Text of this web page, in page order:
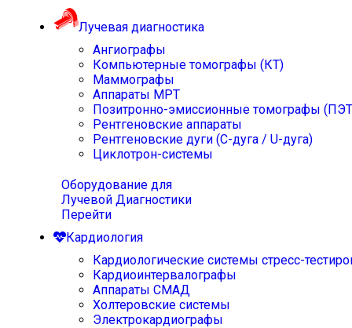
Лучевая диагностика
Ангиографы
Компьютерные томографы (КТ)
Маммографы
Аппараты МРТ
Позитронно-эмиссионные томографы
Рентгеновские аппараты
Рентгеновские дуги (С-дуга / U-дуга)
Циклотрон-системы
Оборудование для
Лучевой Диагностики
Перейти
Кардиология
Кардиологические системы стресс-
Кардиоинтервалографы
Аппараты СМАД
Холтеровские системы
Электрокардиографы